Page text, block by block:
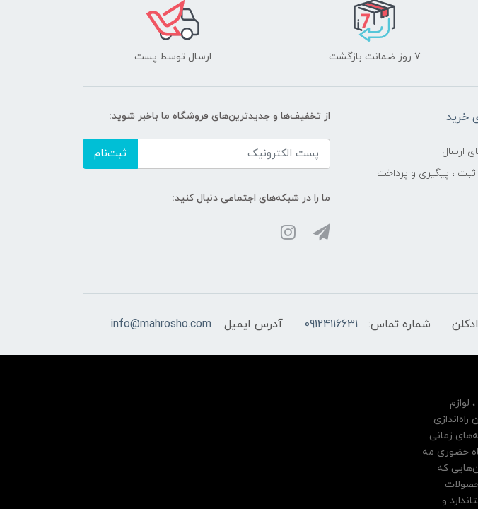
۷ روز ضمانت بازگشت ارسال توسط پست
خرید
ارسال
ثبت ، پیگیری و پرداخت
از تخفیف‌ها و جدیدترین‌های فروشگاه ما باخبر شوید:
ثبت‌نام
ما را در شبکه‌های اجتماعی دنبال کنید:
شماره تماس: 09124116631 آدرس ایمیل: info@mahrosho.com
لوازم
زمانی
بر پایه سال‌ها تجربه از سال 1395 در فروشگاه حضوری مه
که
و